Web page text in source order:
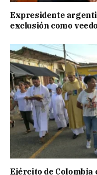
Expresidente
exclusión como
Ejército de